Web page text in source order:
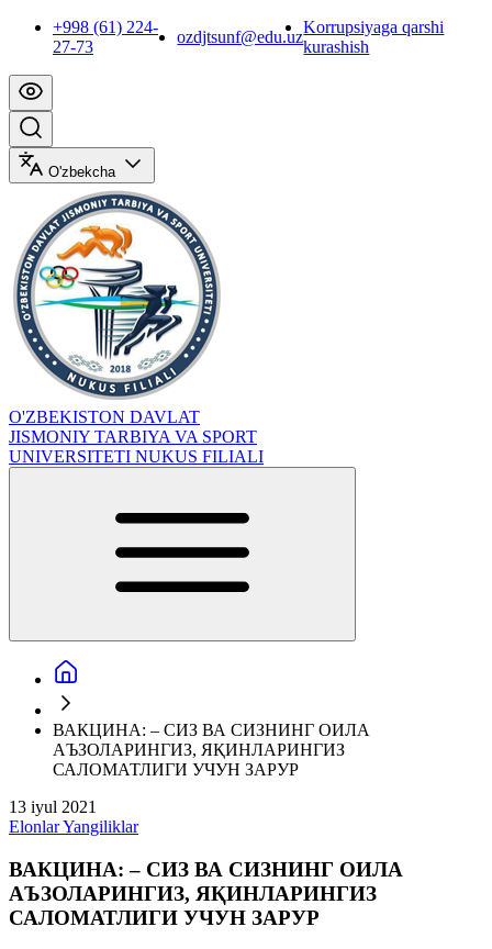
+998 (61) 224-
27-73
ozdjtsunf@edu.uz
Korrupsiyaga qarshi
kurashish
O'zbekcha
O'ZBEKISTON DAVLAT
JISMONIY TARBIYA VA SPORT
UNIVERSITETI NUKUS FILIALI
ВАКЦИНА: – СИЗ ВА СИЗНИНГ ОИЛА
АЪЗОЛАРИНГИЗ, ЯҚИНЛАРИНГИЗ
САЛОМАТЛИГИ УЧУН ЗАРУР
13 iyul 2021
ElonlarYangiliklar
ВАКЦИНА: – СИЗ ВА СИЗНИНГ ОИЛА
АЪЗОЛАРИНГИЗ, ЯҚИНЛАРИНГИЗ
САЛОМАТЛИГИ УЧУН ЗАРУР